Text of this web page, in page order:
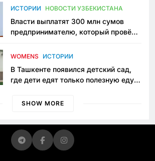
пространство
ИСТОРИИ НОВОСТИ УЗБЕКИСТАНА
Власти выплатят 300 млн сумов
предпринимателю, который провёл
приговору
WOMENS ИСТОРИИ
В Ташкенте появился детский сад,
где дети едят только полезную еду.
просить «кашу без сахара»
SHOW MORE